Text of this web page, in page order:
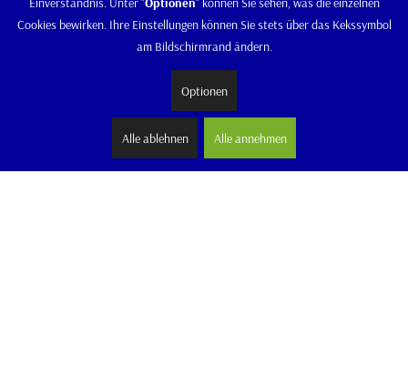
Cookies bewirken. Ihre Einstellungen können Sie stets über das Kekssymbol
am Bildschirmrand ändern.
Optionen
Alle ablehnen Alle annehmen